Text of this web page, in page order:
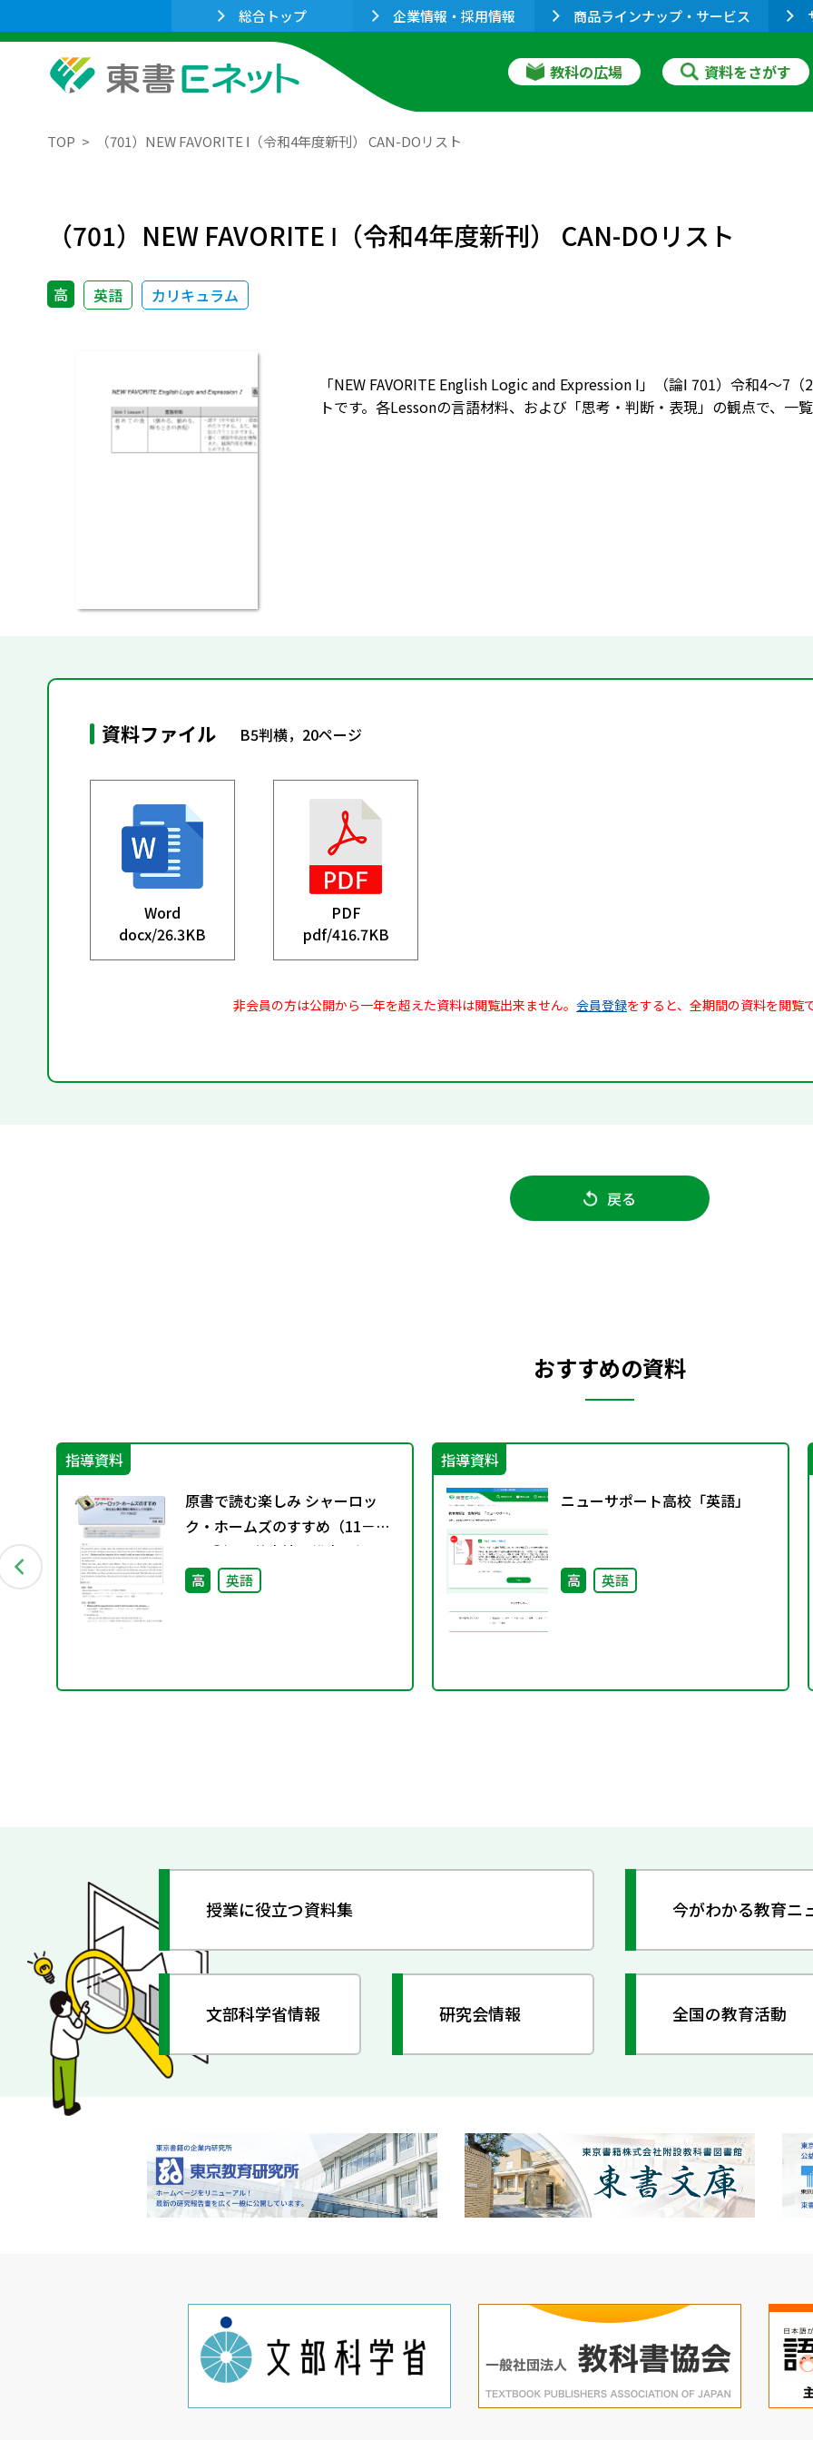
総合トップ 企業情報・採用情報 商品ラインナップ・サービス
教科の広場 資料をさがす
TOP （701）NEW FAVORITE Ⅰ（令和4年度新刊） CAN-DOリスト
（701）NEW FAVORITE Ⅰ（令和4年度新刊） CAN-DOリスト
高 英語 カリキュラム
「NEW FAVORITE English Logic and Expression Ⅰ」（論Ⅰ 701）令和4～7
トです。各Lessonの言語材料、および「思考・判断・表現」の観点で、一
資料ファイル B5判横，20ページ
Word
docx/26.3KB
PDF
pdf/416.7KB
非会員の方は公開から一年を超えた資料は閲覧出来ません。 会員登録をすると、全期間の資料を閲覧
戻る
おすすめの資料
指導資料
原書で読む楽しみ シャーロッ
ク・ホームズのすすめ（11－
136③）―英文法と構文理解の教
材としての活用―
高 英語
指導資料
ニューサポート高校「英語」
高 英語
授業に役立つ資料集 今がわかる教育ニ
文部科学省情報 研究会情報 全国の教育活動